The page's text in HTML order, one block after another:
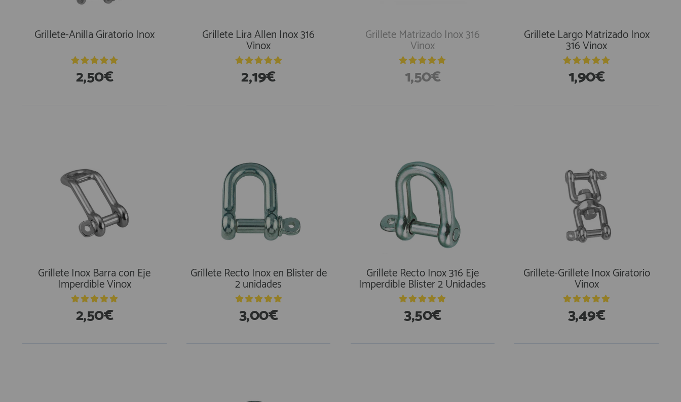
Grillete-Anilla Giratorio Inox
2,50€
Grillete Lira Allen Inox 316
Vinox
2,19€
Grillete Matrizado Inox 316
Vinox
1,50€
Grillete Largo Matrizado Inox
316 Vinox
1,90€
Grillete Inox Barra con Eje
Imperdible Vinox
2,50€
Grillete Recto Inox en Blister de
2 unidades
3,00€
Grillete Recto Inox 316 Eje
Imperdible Blister 2 Unidades
3,50€
Grillete-Grillete Inox Giratorio
Vinox
3,49€